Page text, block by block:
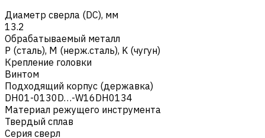
Диаметр сверла (DC), мм
13.2
Обрабатываемый металл
Р (сталь), M (нерж.сталь), K (чугун)
Крепление головки
Винтом
Подходящий корпус (державка)
DH01-0130D…-W16DH0134
Материал режущего инструмента
Твердый сплав
Серия сверл